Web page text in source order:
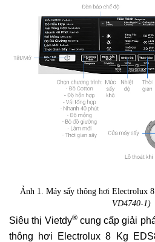
Ảnh 1. Máy sấy thông hơi Electrolux
VD4740-1)
Siêu thị Vietdy®cung cấp giải
thông hơi Electrolux 8 Kg